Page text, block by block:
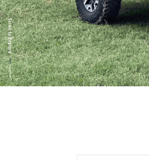
產業類型※
公司網址
我的需求